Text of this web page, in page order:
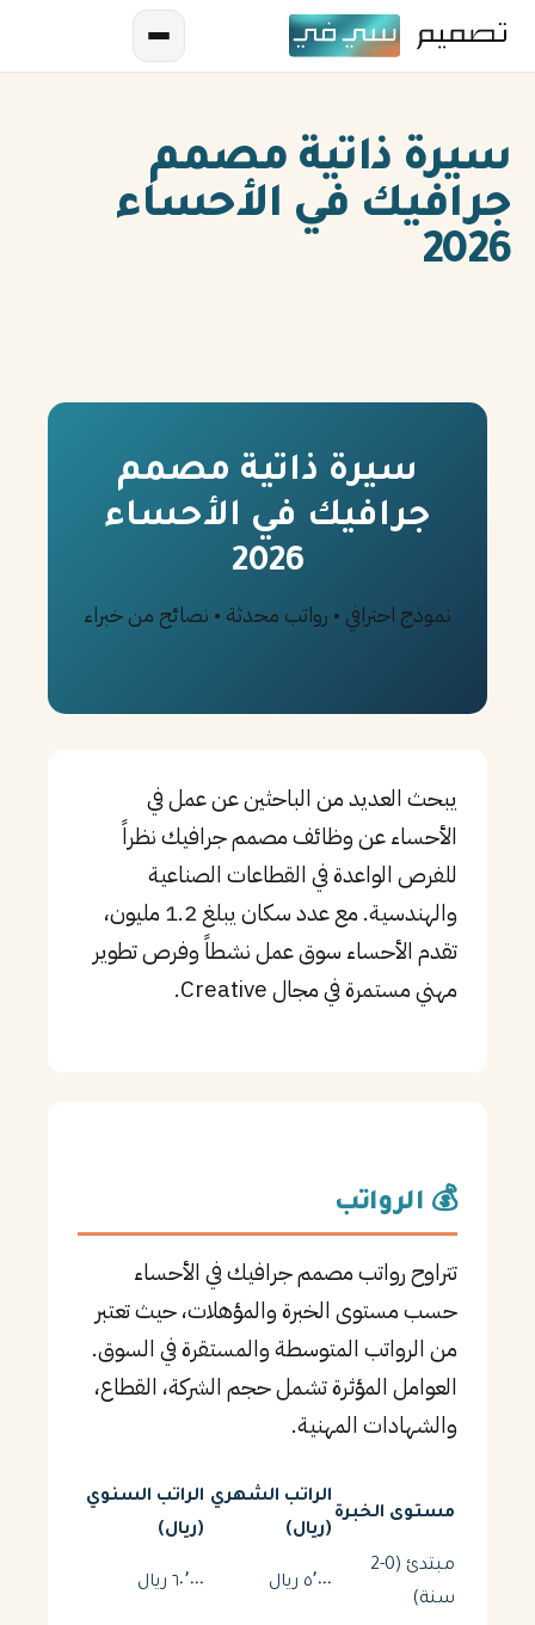
FR
IN
PT
TL
سيرة ذاتية مصمم
جرافيك في الأحساء
2026
سيرة ذاتية مصمم
جرافيك في الأحساء
2026
نموذج احترافي • رواتب محدثة • نصائح من خبراء
يبحث العديد من الباحثين عن عمل في
الأحساء عن وظائف مصمم جرافيك نظراً
للفرص الواعدة في القطاعات الصناعية
والهندسية. مع عدد سكان يبلغ 1.2 مليون،
تقدم الأحساء سوق عمل نشطاً وفرص تطوير
مهني مستمرة في مجال Creative.
💰 الرواتب
تتراوح رواتب مصمم جرافيك في الأحساء
حسب مستوى الخبرة والمؤهلات، حيث تعتبر
من الرواتب المتوسطة والمستقرة في السوق.
العوامل المؤثرة تشمل حجم الشركة، القطاع،
والشهادات المهنية.
مستوى الخبرة
الراتب الشهري
(ريال)
الراتب السنوي
(ريال)
مبتدئ (0-2
سنة)
٥٬٠٠٠ ريال ٦٠٬٠٠٠ ريال